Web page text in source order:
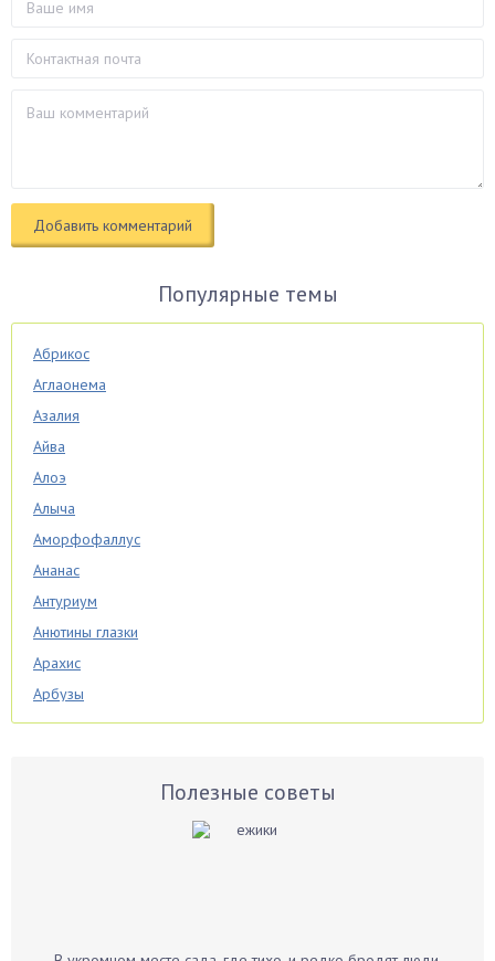
Популярные темы
Абрикос
Аглаонема
Азалия
Айва
Алоэ
Алыча
Аморфофаллус
Ананас
Антуриум
Анютины глазки
Арахис
Арбузы
Аспарагус
Полезные советы